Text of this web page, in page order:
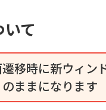
て
移時に新ウィン
ままになります